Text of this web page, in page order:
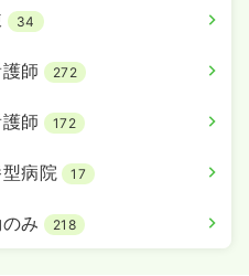
34
師 272
師 172
病院 17
み 218